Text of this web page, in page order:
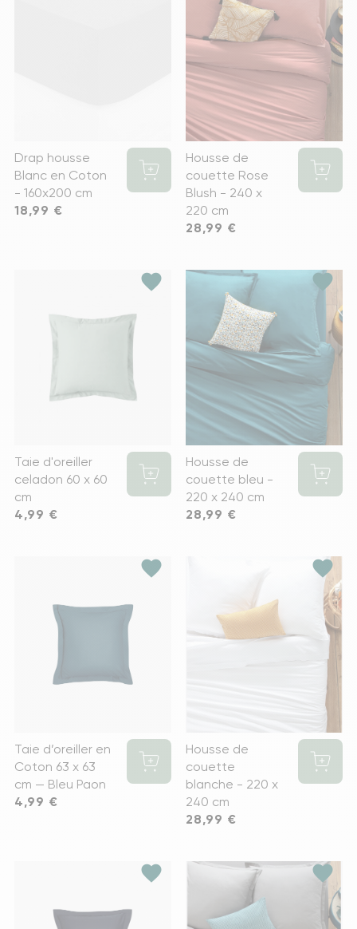
Drap housse
Blanc en Coton
- 160x200 cm
Prix
18,99 €
Housse de
couette Rose
Blush - 240 x
220 cm
Prix
28,99 €
favorite
Taie d'oreiller
celadon 60 x 60
cm
Prix
4,99 €
favorite
Housse de
couette bleu -
220 x 240 cm
Prix
28,99 €
favorite
Taie d’oreiller en
Coton 63 x 63
cm — Bleu Paon
Prix
4,99 €
favorite
Housse de
couette
blanche - 220 x
240 cm
Prix
28,99 €
favorite favorite